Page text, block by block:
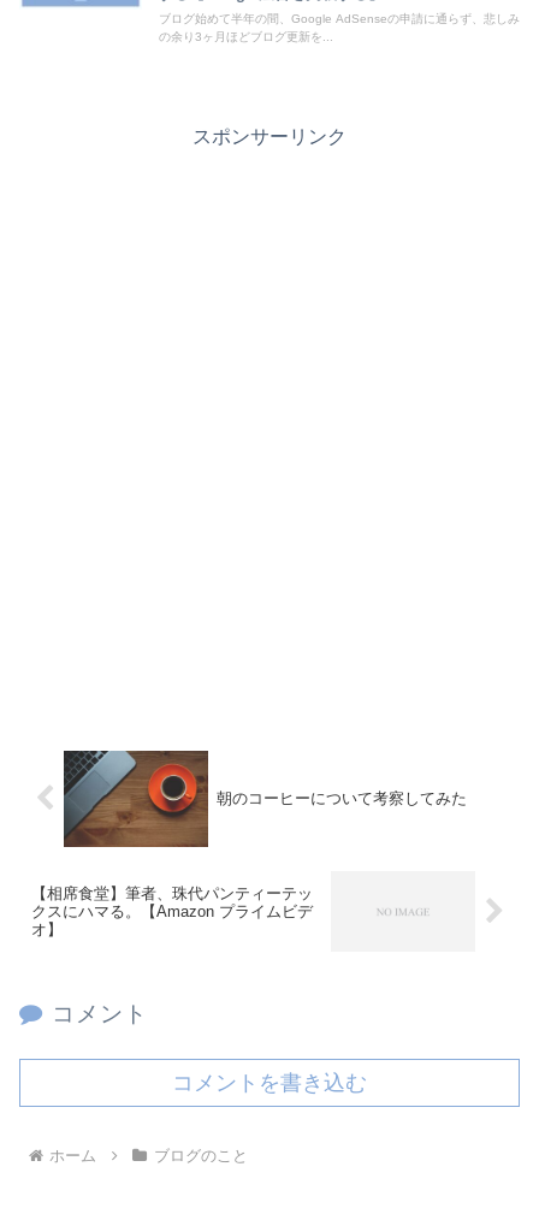
ブログ始めて半年の間、Google AdSenseの申請に通らず、悲しみ
の余り3ヶ月ほどブログ更新を...
スポンサーリンク
朝のコーヒーについて考察してみた
【相席食堂】筆者、珠代パンティーテッ
クスにハマる。【Amazon プライムビデ
オ】
コメント
コメントを書き込む
ホーム ブログのこと